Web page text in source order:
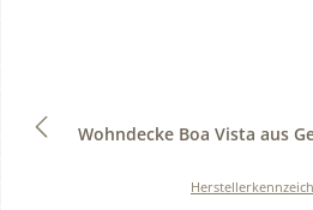
Durchschnittliche Bewertung von 0
Wohndecke Boa Vista aus